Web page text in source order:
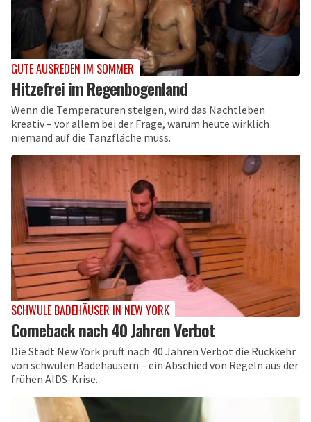
GUTE AUSREDEN IM SOMMER
Hitzefrei im Regenbogenland
Wenn die Temperaturen steigen, wird das Nachtleben
kreativ – vor allem bei der Frage, warum heute wirklich
niemand auf die Tanzfläche muss.
SCHWULE BADEHÄUSER IN NEW YORK
Comeback nach 40 Jahren Verbot
Die Stadt New York prüft nach 40 Jahren Verbot die Rückkehr
von schwulen Badehäusern – ein Abschied von Regeln aus der
frühen AIDS-Krise.